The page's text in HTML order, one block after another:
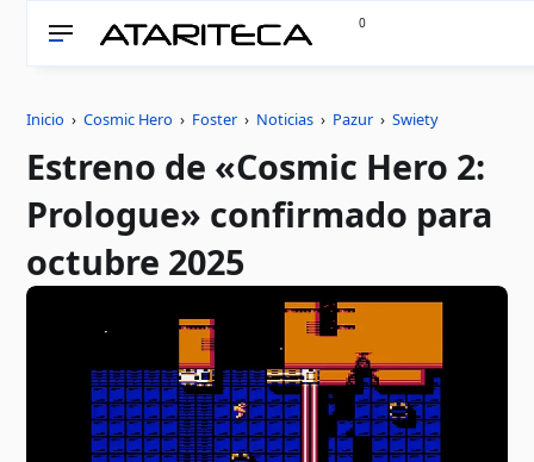
0
Inicio ›Cosmic Hero › Foster › Noticias › Pazur ›Swiety
Estreno de «Cosmic Hero 2:
Prologue» confirmado para
octubre 2025